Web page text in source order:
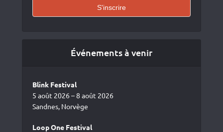
Événements à venir
Blink Festival
5 août 2026 – 8 août 2026
Sandnes, Norvège
Loop One Festival